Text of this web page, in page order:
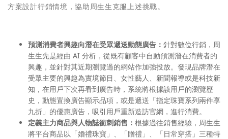
方案設計行銷情境，協助周生生克服上述挑戰。
預測消費者興趣向潛在受眾遞送動態廣告： 針對數位行銷，周
生生先是經由 AI 分析，從既有顧客中自動預測潛在消費者的
興趣，並針對其近期瀏覽過的網站作加強投放。發現品牌潛在
受眾主要的興趣為實境節目、女性藝人、新聞報導或是科技新
知，在用戶下次再看到廣告時，系統將根據該用戶的瀏覽歷
史，動態置換廣告顯示品項，或是遞送「指定珠寶系列兩件享
九折」的優惠廣告，吸引用戶重新造訪官網，進行消費。
定義主力商品與人物誌衝刺銷售： 根據過往銷售經驗，周生生
將平台商品以「婚禮珠寶」、「贈禮」、「日常穿搭」三種特